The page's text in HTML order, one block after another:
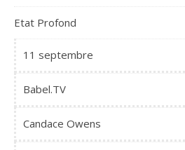
Etat Profond
11 septembre
Babel.TV
Candace Owens